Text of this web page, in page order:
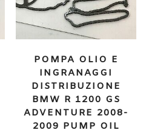
POMPA OLIO E
INGRANAGGI
DISTRIBUZIONE
BMW R 1200 GS
ADVENTURE 2008-
2009 PUMP OIL